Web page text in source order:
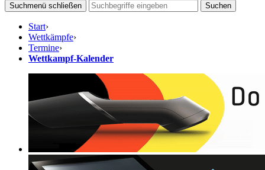
Suchmenü schließen
Suchen
Start›
Wettkämpfe›
Termine›
Wettkampf-Kalender